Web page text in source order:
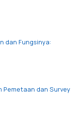
dan Fungsinya:
Pemetaan dan Survey